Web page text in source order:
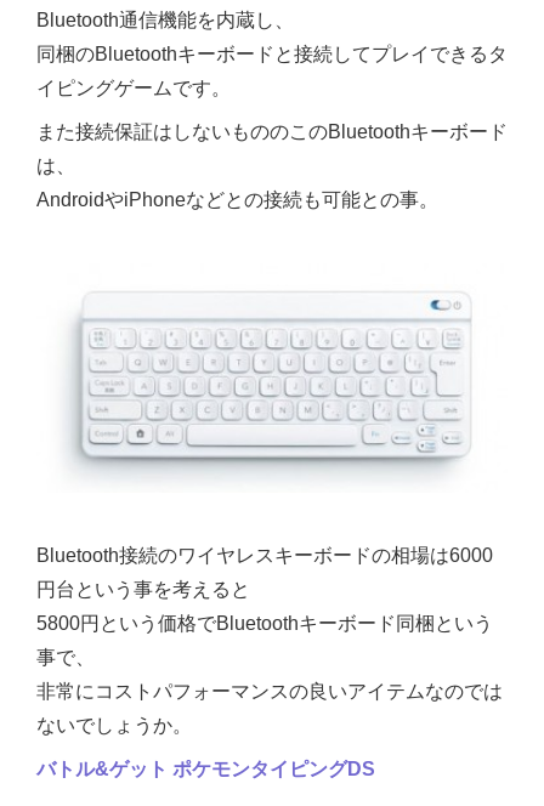
Bluetooth通信機能を内蔵し、
同梱のBluetoothキーボードと接続してプレイできるタ
イピングゲームです。
また接続保証はしないもののこのBluetoothキーボード
は、
AndroidやiPhoneなどとの接続も可能との事。
Bluetooth接続のワイヤレスキーボードの相場は6000
円台という事を考えると
5800円という価格でBluetoothキーボード同梱という
事で、
非常にコストパフォーマンスの良いアイテムなのでは
ないでしょうか。
バトル&ゲット ポケモンタイピングDS